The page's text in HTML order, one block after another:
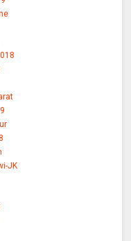
JK